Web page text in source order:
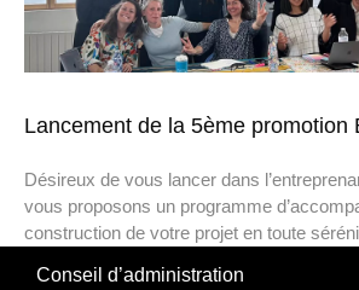
Lancement de la 5ème
Désireux de vous lancer dans
vous proposons un programme
construction de votre projet en toute
Conseil d’administration